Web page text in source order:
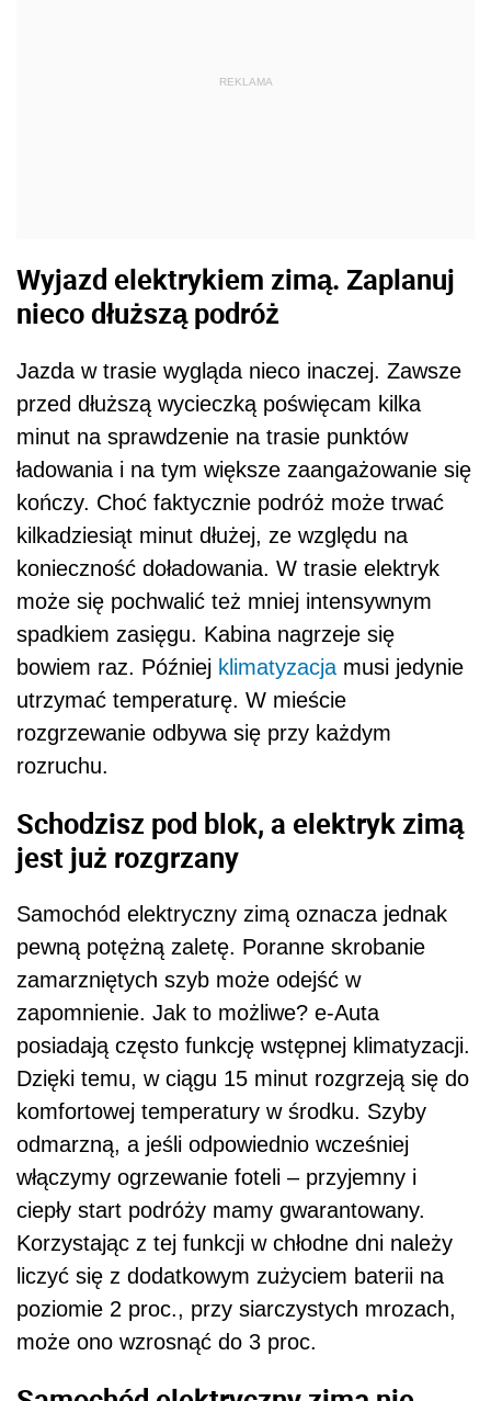
REKLAMA
Wyjazd elektrykiem zimą. Zaplanuj
nieco dłuższą podróż
Jazda w trasie wygląda nieco inaczej. Zawsze
przed dłuższą wycieczką poświęcam kilka
minut na sprawdzenie na trasie punktów
ładowania i na tym większe zaangażowanie się
kończy. Choć faktycznie podróż może trwać
kilkadziesiąt minut dłużej, ze względu na
konieczność doładowania. W trasie elektryk
może się pochwalić też mniej intensywnym
spadkiem zasięgu. Kabina nagrzeje się
bowiem raz. Później klimatyzacja musi jedynie
utrzymać temperaturę. W mieście
rozgrzewanie odbywa się przy każdym
rozruchu.
Schodzisz pod blok, a elektryk zimą
jest już rozgrzany
Samochód elektryczny zimą oznacza jednak
pewną potężną zaletę. Poranne skrobanie
zamarzniętych szyb może odejść w
zapomnienie. Jak to możliwe? e-Auta
posiadają często funkcję wstępnej klimatyzacji.
Dzięki temu, w ciągu 15 minut rozgrzeją się do
komfortowej temperatury w środku. Szyby
odmarzną, a jeśli odpowiednio wcześniej
włączymy ogrzewanie foteli – przyjemny i
ciepły start podróży mamy gwarantowany.
Korzystając z tej funkcji w chłodne dni należy
liczyć się z dodatkowym zużyciem baterii na
poziomie 2 proc., przy siarczystych mrozach,
może ono wzrosnąć do 3 proc.